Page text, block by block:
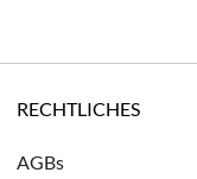
RECHTLICHES
AGBs